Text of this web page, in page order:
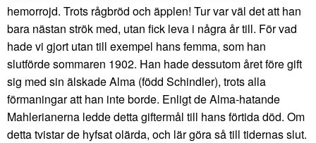
hemorrojd. Trots rågbröd och äpplen! Tur var väl det att han
bara nästan strök med, utan fick leva i några år till. För vad
hade vi gjort utan till exempel hans femma, som han
slutförde sommaren 1902. Han hade dessutom året före gift
sig med sin älskade Alma (född Schindler), trots alla
förmaningar att han inte borde. Enligt de Alma-hatande
Mahlerianerna ledde detta giftermål till hans förtida död. Om
detta tvistar de hyfsat olärda, och lär göra så till tidernas slut.